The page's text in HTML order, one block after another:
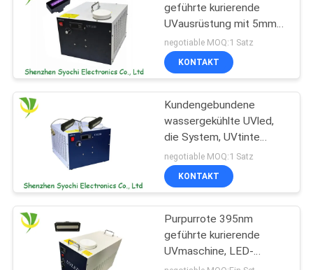
NACHRICHTEN
FORDERN
SIE
EIN
ZITAT
SITEMAP
PRIVACY
POLICY
geführte kurierende
UVausrüstung mit 5mm-
10mm Bestrahlungs-
Abstand
negotiable MOQ:1 Satz
KONTAKT
Kundengebundene
wassergekühlte UVled,
die System, UVtinte
kuriert Wellenlänge der
System-395nm kuriert
negotiable MOQ:1 Satz
KONTAKT
Purpurrote 395nm
geführte kurierende
UVmaschine, LED-
UVlichthärtungs-System